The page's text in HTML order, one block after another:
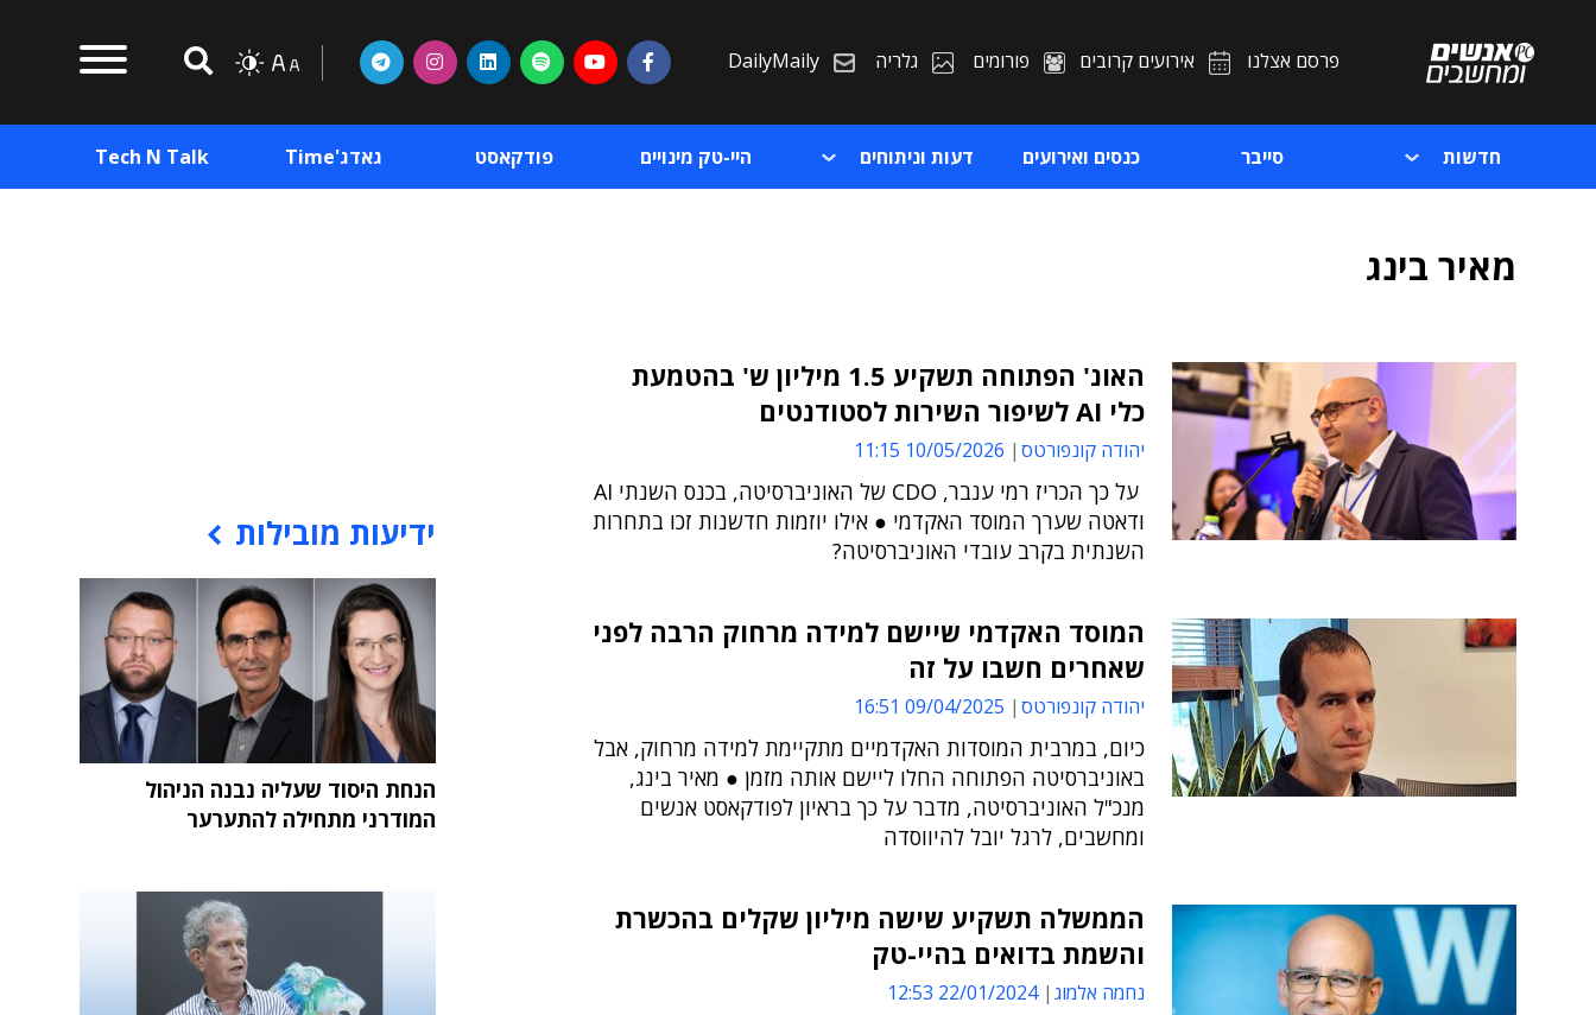
פרסם אצלנו אירועים קרובים פורומים גלריה DailyMaily
חדשות סייבר כנסים ואירועים דעות וניתוחים היי-טק מינויים פודקאסט גאדג'Time Tech N Talk
מאיר בינג
האונ' הפתוחה תשקיע 1.5 מיליון ש' בהטמעת
כלי AI לשיפור השירות לסטודנטים
יהודה קונפורטס 10/05/2026 11:15
על כך הכריז רמי ענבר, CDO של האוניברסיטה, בכנס השנתי AI
ודאטה שערך המוסד האקדמי ● אילו יוזמות חדשנות זכו בתחרות
השנתית בקרב עובדי האוניברסיטה?
המוסד האקדמי שיישם למידה מרחוק הרבה לפני
שאחרים חשבו על זה
יהודה קונפורטס 09/04/2025 16:51
כיום, במרבית המוסדות האקדמיים מתקיימת למידה מרחוק, אבל
באוניברסיטה הפתוחה החלו ליישם אותה מזמן ● מאיר בינג,
מנכ"ל האוניברסיטה, מדבר על כך בראיון לפודקאסט אנשים
ומחשבים, לרגל יובל להיווסדה
הממשלה תשקיע שישה מיליון שקלים בהכשרת
והשמת בדואים בהיי-טק
נחמה אלמוג 22/01/2024 12:53
ידיעות מובילות
הנחת היסוד שעליה נבנה הניהול
המודרני מתחילה להתערער